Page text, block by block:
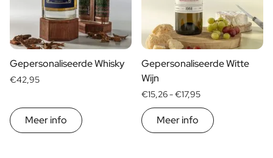
Gepersonaliseerde Whisky
€42,95
Meer info
Gepersonaliseerde Witte
Wijn
€15,26 -€17,95
Meer info